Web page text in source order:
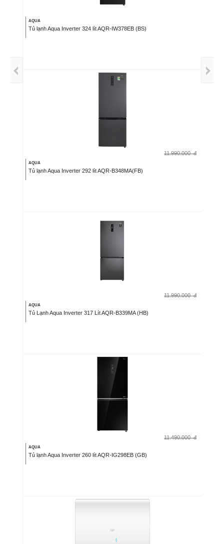
AQUA
Tủ lạnh Aqua Inverter 324 lít AQR-IW378EB (BS)
11.990.000 đ
AQUA
Tủ lạnh Aqua Inverter 292 lít AQR-B348MA(FB)
11.990.000 đ
AQUA
Tủ Lạnh Aqua Inverter 317 Lít AQR-B339MA (HB)
11.490.000 đ
AQUA
Tủ lạnh Aqua Inverter 260 lít AQR-IG298EB (GB)